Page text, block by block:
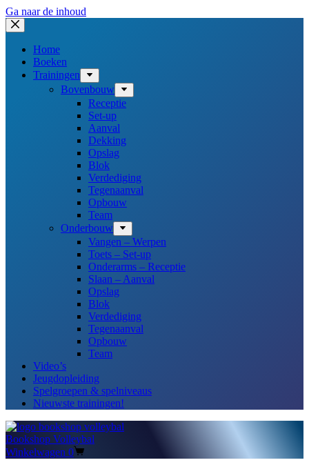
Ga naar de inhoud
Home
Boeken
Trainingen
Bovenbouw
Receptie
Set-up
Aanval
Dekking
Opslag
Blok
Verdediging
Tegenaanval
Opbouw
Team
Onderbouw
Vangen – Werpen
Toets – Set-up
Onderarms – Receptie
Slaan – Aanval
Opslag
Blok
Verdediging
Tegenaanval
Opbouw
Team
Video’s
Jeugdopleiding
Spelgroepen & spelniveaus
Nieuwste trainingen!
Bookshop Volleybal
Winkelwagen 0